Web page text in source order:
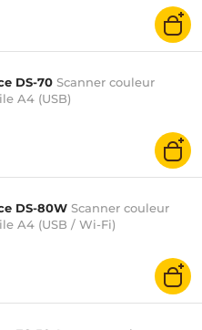
DS-70 Scanner couleur
A4 (USB)
DS-80W Scanner couleur
A4 (USB / Wi-Fi)